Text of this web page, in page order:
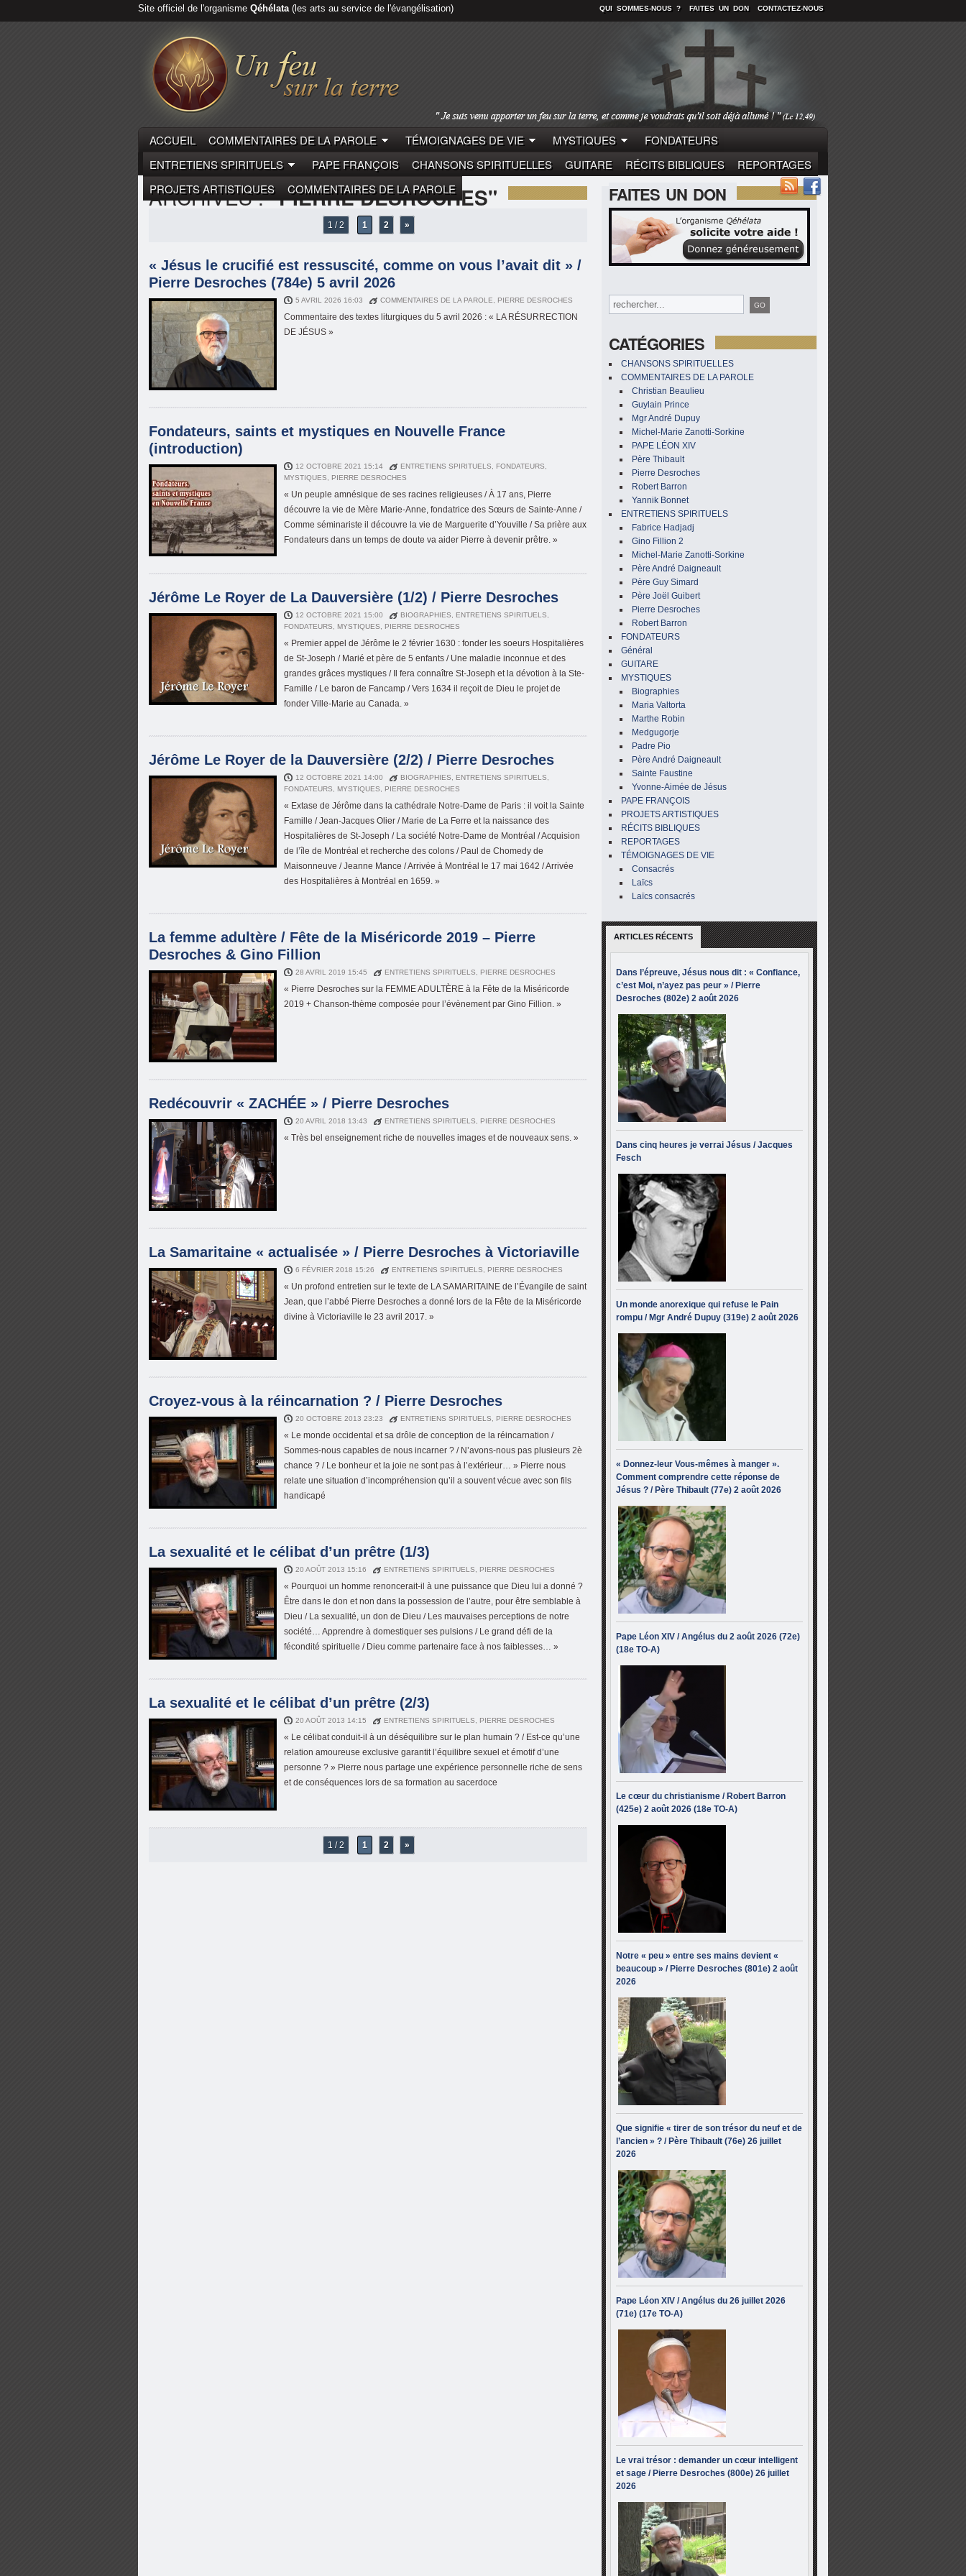
Site officiel de l'organisme Qéhélata(les arts au service de l'évangélisation) QUI SOMMES-NOUS ? FAITES UN DON CONTACTEZ-NOUS
ACCUEIL COMMENTAIRES DE LA PAROLE TÉMOIGNAGES DE VIE MYSTIQUES
FONDATEURS
ENTRETIENS SPIRITUELS
PAPE FRANÇOIS CHANSONS SPIRITUELLES GUITARE RÉCITS BIBLIQUES
REPORTAGES
PROJETS ARTISTIQUES
COMMENTAIRES DE LA PAROLE FAITES UN DON
CATÉGORIES
CHANSONS SPIRITUELLES
COMMENTAIRES DE LA PAROLE
Christian Beaulieu
Guylain Prince
Mgr André Dupuy
Michel-Marie Zanotti-Sorkine
PAPE LÉON XIV
Père Thibault
Pierre Desroches
Robert Barron
Yannik Bonnet
ENTRETIENS SPIRITUELS
Fabrice Hadjadj
Gino Fillion 2
Michel-Marie Zanotti-Sorkine
Père André Daigneault
Père Guy Simard
Père Joël Guibert
Pierre Desroches
Robert Barron
FONDATEURS
Général
GUITARE
MYSTIQUES
Biographies
Maria Valtorta
Marthe Robin
Medgugorje
Padre Pio
Père André Daigneault
Sainte Faustine
Yvonne-Aimée de Jésus
PAPE FRANÇOIS
PROJETS ARTISTIQUES
RÉCITS BIBLIQUES
REPORTAGES
TÉMOIGNAGES DE VIE
Consacrés
Laïcs
Laïcs consacrés
ARTICLES RÉCENTS
Dans l’épreuve, Jésus nous dit : « Confiance,
c’est Moi, n’ayez pas peur » / Pierre
Desroches (802e) 2 août 2026
Dans cinq heures je verrai Jésus / Jacques
Fesch
Un monde anorexique qui refuse le Pain
rompu / Mgr André Dupuy (319e) 2 août 2026
« Donnez-leur Vous-mêmes à manger ».
Comment comprendre cette réponse de
Jésus ? / Père Thibault (77e) 2 août 2026
Pape Léon XIV / Angélus du 2 août 2026 (72e)
(18e TO-A)
Le cœur du christianisme / Robert Barron
(425e) 2 août 2026 (18e TO-A)
Notre « peu » entre ses mains devient «
beaucoup » / Pierre Desroches (801e) 2 août
2026
Que signifie « tirer de son trésor du neuf et de
l’ancien » ? / Père Thibault (76e) 26 juillet
2026
Pape Léon XIV / Angélus du 26 juillet 2026
(71e) (17e TO-A)
Le vrai trésor : demander un cœur intelligent
et sage / Pierre Desroches (800e) 26 juillet
2026
ARCHIVES :"PIERRE DESROCHES"
1 / 2 1 2 »
« Jésus le crucifié est ressuscité, comme on vous l’avait dit » /
Pierre Desroches (784e) 5 avril 2026
5 AVRIL 2026 16:03 COMMENTAIRES DE LA PAROLE PIERRE DESROCHES
Commentaire des textes liturgiques du 5 avril 2026 : « LA RÉSURRECTION
DE JÉSUS »
Fondateurs, saints et mystiques en Nouvelle France
(introduction)
12 OCTOBRE 2021 15:14 ENTRETIENS SPIRITUELS FONDATEURS
MYSTIQUES
PIERRE DESROCHES
« Un peuple amnésique de ses racines religieuses / À 17 ans, Pierre
découvre la vie de Mère Marie-Anne, fondatrice des Sœurs de Sainte-Anne /
Comme séminariste il découvre la vie de Marguerite d’Youville / Sa prière aux
Fondateurs dans un temps de doute va aider Pierre à devenir prêtre. »
Jérôme Le Royer de La Dauversière (1/2) / Pierre Desroches
12 OCTOBRE 2021 15:00 BIOGRAPHIES ENTRETIENS SPIRITUELS
FONDATEURS
MYSTIQUES PIERRE DESROCHES
« Premier appel de Jérôme le 2 février 1630 : fonder les soeurs Hospitalières
de St-Joseph / Marié et père de 5 enfants / Une maladie inconnue et des
grandes grâces mystiques / Il fera connaître St-Joseph et la dévotion à la Ste-
Famille / Le baron de Fancamp / Vers 1634 il reçoit de Dieu le projet de
fonder Ville-Marie au Canada. »
Jérôme Le Royer de la Dauversière (2/2) / Pierre Desroches
12 OCTOBRE 2021 14:00 BIOGRAPHIES ENTRETIENS SPIRITUELS
FONDATEURS
MYSTIQUES PIERRE DESROCHES
« Extase de Jérôme dans la cathédrale Notre-Dame de Paris : il voit la Sainte
Famille / Jean-Jacques Olier / Marie de La Ferre et la naissance des
Hospitalières de St-Joseph / La société Notre-Dame de Montréal / Acquision
de l’île de Montréal et recherche des colons / Paul de Chomedy de
Maisonneuve / Jeanne Mance / Arrivée à Montréal le 17 mai 1642 / Arrivée
des Hospitalières à Montréal en 1659. »
La femme adultère / Fête de la Miséricorde 2019 – Pierre
Desroches & Gino Fillion
28 AVRIL 2019 15:45 ENTRETIENS SPIRITUELS PIERRE DESROCHES
« Pierre Desroches sur la FEMME ADULTÈRE à la Fête de la Miséricorde
2019 + Chanson-thème composée pour l’évènement par Gino Fillion. »
Redécouvrir « ZACHÉE » / Pierre Desroches
20 AVRIL 2018 13:43 ENTRETIENS SPIRITUELS PIERRE DESROCHES
« Très bel enseignement riche de nouvelles images et de nouveaux sens. »
La Samaritaine « actualisée » / Pierre Desroches à Victoriaville
6 FÉVRIER 2018 15:26 ENTRETIENS SPIRITUELS PIERRE DESROCHES
« Un profond entretien sur le texte de LA SAMARITAINE de l’Évangile de saint
Jean, que l’abbé Pierre Desroches a donné lors de la Fête de la Miséricorde
divine à Victoriaville le 23 avril 2017. »
Croyez-vous à la réincarnation ? / Pierre Desroches
20 OCTOBRE 2013 23:23 ENTRETIENS SPIRITUELS PIERRE DESROCHES
« Le monde occidental et sa drôle de conception de la réincarnation /
Sommes-nous capables de nous incarner ? / N’avons-nous pas plusieurs 2è
chance ? / Le bonheur et la joie ne sont pas à l’extérieur… » Pierre nous
relate une situation d’incompréhension qu’il a souvent vécue avec son fils
handicapé
La sexualité et le célibat d’un prêtre (1/3)
20 AOÛT 2013 15:16 ENTRETIENS SPIRITUELS PIERRE DESROCHES
« Pourquoi un homme renoncerait-il à une puissance que Dieu lui a donné ?
Être dans le don et non dans la possession de l’autre, pour être semblable à
Dieu / La sexualité, un don de Dieu / Les mauvaises perceptions de notre
société… Apprendre à domestiquer ses pulsions / Le grand défi de la
fécondité spirituelle / Dieu comme partenaire face à nos faiblesses… »
La sexualité et le célibat d’un prêtre (2/3)
20 AOÛT 2013 14:15 ENTRETIENS SPIRITUELS PIERRE DESROCHES
« Le célibat conduit-il à un déséquilibre sur le plan humain ? / Est-ce qu’une
relation amoureuse exclusive garantit l’équilibre sexuel et émotif d’une
personne ? » Pierre nous partage une expérience personnelle riche de sens
et de conséquences lors de sa formation au sacerdoce
1 / 2 1 2 »